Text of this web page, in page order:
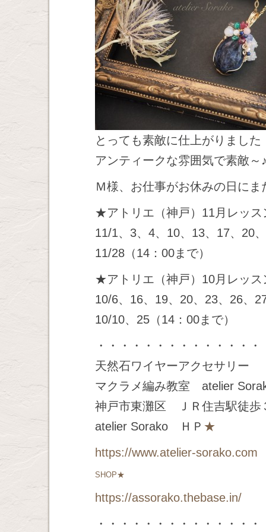
とっても素敵に仕上がりました
アンティークな雰囲気で素敵～
Ｍ様、お仕事がお休みの日に
★アトリエ（神戸）11月レッ
11/1、3、4、10、13、17、20
11/28（14：00まで）
★アトリエ（神戸）10月レッ
10/6、16、19、20、23、26、
10/10、25（14：00まで）
・・・・・・・・・・・・・・
天然石ワイヤーアクセサリー
マクラメ編み教室 atelier
神戸市東灘区 ＪＲ住吉駅徒歩
atelier Sorako ＨＰ ★
https://www.atelier-sorako.com
SHOP★
https://assorako.thebase.in/
・・・・・・・・・・・・・・